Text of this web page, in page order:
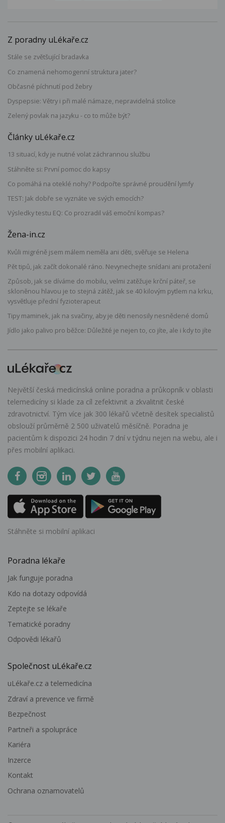
Z poradny uLékaře.cz
Stále se zvětšující bradavka
Co znamená nehomogenní struktura jater?
Občasné píchnutí pod žebry
Dyspepsie: Větry i při malé námaze, nepravidelná stolice
Zelený povlak na jazyku - co to může být?
Články uLékaře.cz
13 situací, kdy je nutné volat záchrannou službu
Stáhněte si: První pomoc do kapsy
Co pomáhá na oteklé nohy? Podpořte správné proudění lymfy
TEST: Jak dobře se vyznáte ve svých emocích?
Výsledky testu EQ: Co prozradil váš emoční kompas?
Žena-in.cz
Kvůli migréně jsem málem neměla ani děti, svěřuje se Helena
Pět tipů, jak začít dokonalé ráno. Nevynechejte snídani ani protažení
Způsob, jak se díváme do mobilu, velmi zatěžuje krční páteř, se
skloněnou hlavou je to stejná zátěž, jak se 40 kilovým pytlem na krku,
vysvětluje přední fyzioterapeut
Tipy maminek, jak na svačiny, aby je děti nenosily nesnědené domů
Jídlo jako palivo pro běžce: Důležité je nejen to, co jíte, ale i kdy to jíte
Největší česká medicínská online poradna a průkopník v oblasti
telemedicíny si klade za cíl zefektivnit a zkvalitnit české
zdravotnictví. Tým více jak 300 lékařů včetně desítek specialistů
obslouží průměrně 2 500 uživatelů měsíčně. Poradna je
pacientům k dispozici 24 hodin 7 dní v týdnu nejen na webu, ale i
přes mobilní aplikaci.
Stáhněte si mobilní aplikaci
Poradna lékaře
Jak funguje poradna
Kdo na dotazy odpovídá
Zeptejte se lékaře
Tematické poradny
Odpovědi lékařů
Společnost uLékaře.cz
uLékaře.cz a telemedicína
Zdraví a prevence ve firmě
Bezpečnost
Partneři a spolupráce
Kariéra
Inzerce
Kontakt
Ochrana oznamovatelů